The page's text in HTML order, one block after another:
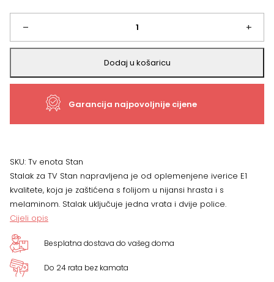
je:
141,79 €.
113,42 €.
–
Stalak
za
TV
Stan,dimenzije
x
x
40
cm
+
Dodaj u košaricu
Garancija najpovoljnije cijene
SKU: Tv enota Stan
Stalak za TV Stan napravljena je od oplemenjene iverice E1
kvalitete, koja je zaštićena s folijom u nijansi hrasta i s
melaminom. Stalak uključuje jedna vrata i dvije police.
Cijeli opis
Besplatna dostava do vašeg doma
Do 24 rata bez kamata